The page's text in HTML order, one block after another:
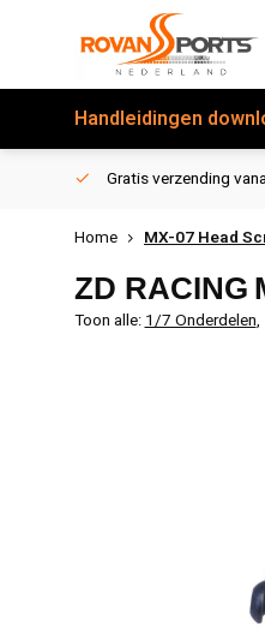
Handleidingen
Gratis verzending
Home MX-07 Head
ZD RACING
Toon alle:1/7 Onderdelen,